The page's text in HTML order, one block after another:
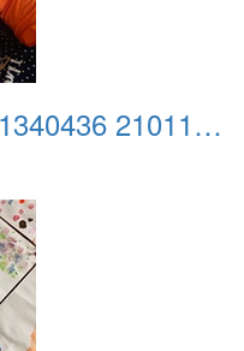
459787299 545458061340436 2101135397222404673 n